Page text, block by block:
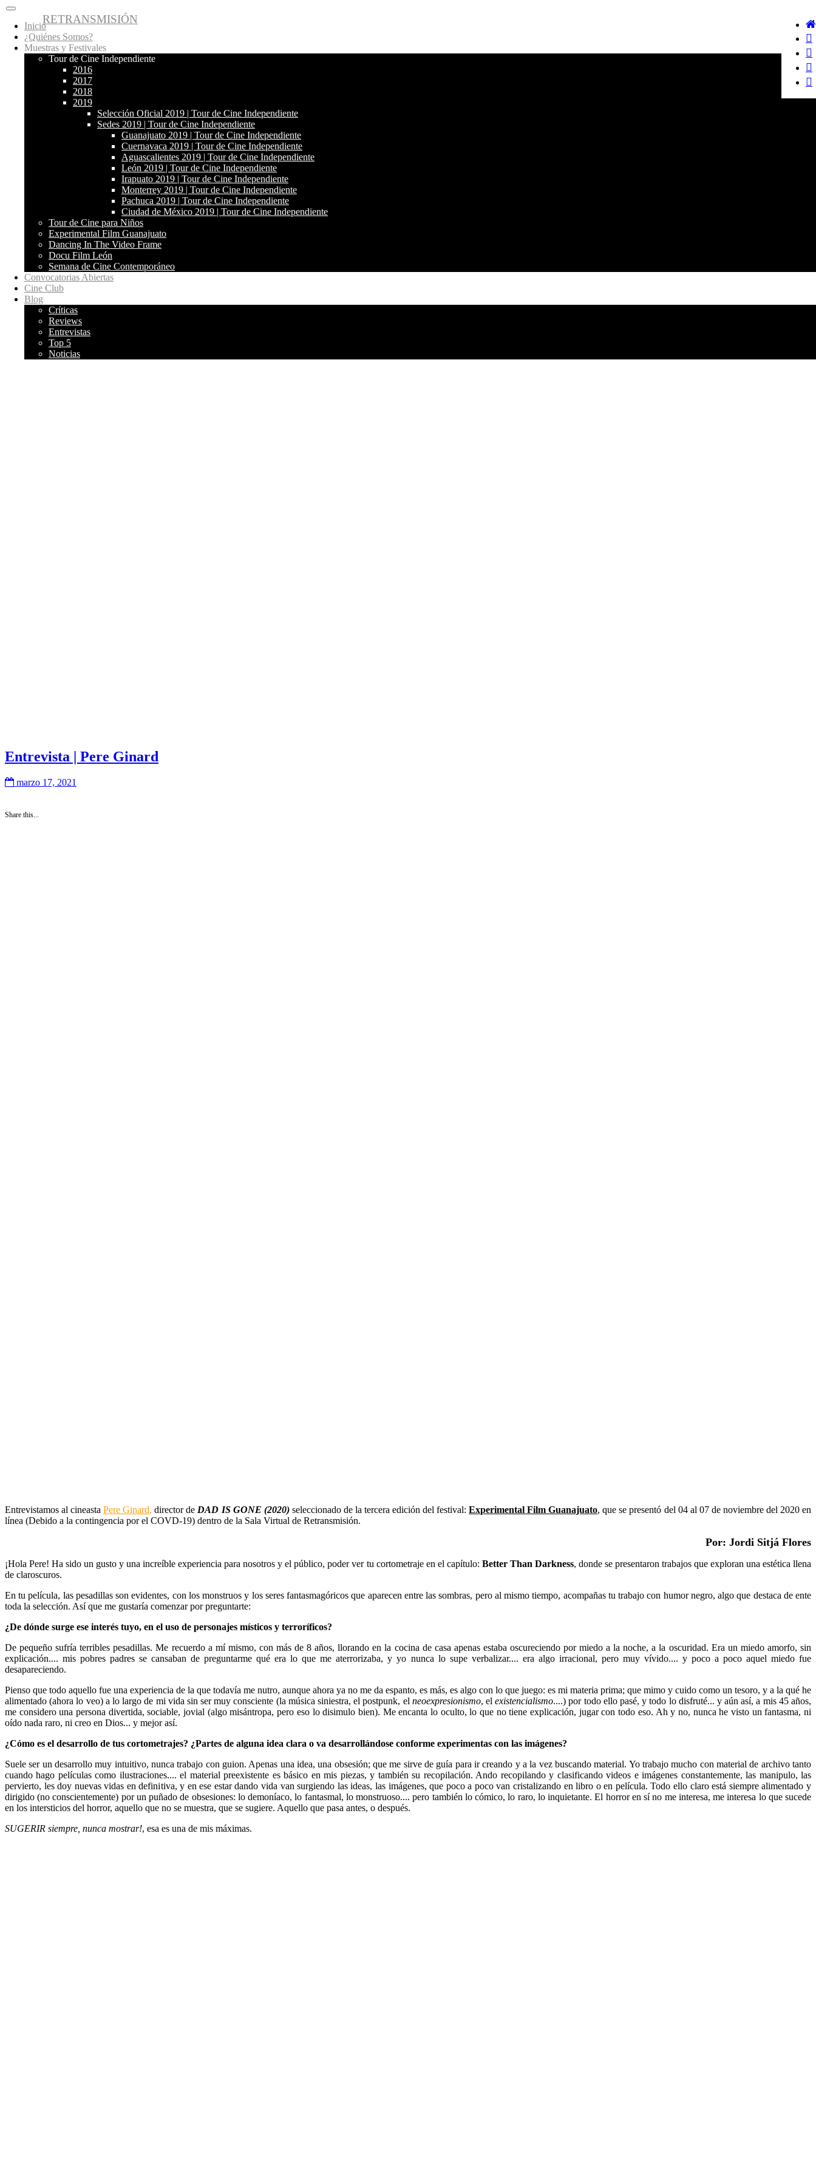
Skip to content
logo
RETRANSMISIÓN
Inicio
¿Quiénes Somos?
Muestras y Festivales
Convocatorias Abiertas
Cine Club
Inicio
¿Quiénes Somos?
Muestras y Festivales
Tour de Cine Independiente
2016
2017
2018
2019
Selección Oficial 2019 | Tour de Cine Independiente
Sedes 2019 | Tour de Cine Independiente
Guanajuato 2019 | Tour de Cine Independiente
Cuernavaca 2019 | Tour de Cine Independiente
Aguascalientes 2019 | Tour de Cine Independiente
León 2019 | Tour de Cine Independiente
Irapuato 2019 | Tour de Cine Independiente
Monterrey 2019 | Tour de Cine Independiente
Pachuca 2019 | Tour de Cine Independiente
Ciudad de México 2019 | Tour de Cine Independiente
Tour de Cine para Niños
Experimental Film Guanajuato
Dancing In The Video Frame
Docu Film León
Semana de Cine Contemporáneo
Convocatorias Abiertas
Cine Club
Blog
Críticas
Reviews
Entrevistas
Top 5
Noticias
Entrevista | Pere Ginard
marzo 17, 2021
Share this...
Entrevistamos al cineastaPere Ginard, director de DAD IS GONE (2020)seleccionado de la tercera edición del festival:Experimental Film Guanajuato, que se presentó del 04 al 07 de noviembre del 2020 en
línea (Debido a la contingencia por el COVD-19) dentro de la Sala Virtual de Retransmisión.
Por: Jordi Sitjá Flores
¡Hola Pere! Ha sido un gusto y una increíble experiencia para nosotros y el público, poder ver tu cortometraje en el capítulo: Better Than Darkness, donde se presentaron trabajos que exploran una estética llena
de claroscuros.
En tu película, las pesadillas son evidentes, con los monstruos y los seres fantasmagóricos que aparecen entre las sombras, pero al mismo tiempo, acompañas tu trabajo con humor negro, algo que destaca de ente
toda la selección. Así que me gustaría comenzar por preguntarte:
¿De dónde surge ese interés tuyo, en el uso de personajes místicos y terroríficos?
De pequeño sufría terribles pesadillas. Me recuerdo a mí mismo, con más de 8 años, llorando en la cocina de casa apenas estaba oscureciendo por miedo a la noche, a la oscuridad. Era un miedo amorfo, sin
explicación.... mis pobres padres se cansaban de preguntarme qué era lo que me aterrorizaba, y yo nunca lo supe verbalizar.... era algo irracional, pero muy vívido.... y poco a poco aquel miedo fue
desapareciendo.
Pienso que todo aquello fue una experiencia de la que todavía me nutro, aunque ahora ya no me da espanto, es más, es algo con lo que juego: es mi materia prima; que mimo y cuido como un tesoro, y a la qué he
alimentado (ahora lo veo) a lo largo de mi vida sin ser muy consciente (la música siniestra, el postpunk, el neoexpresionismo, elexistencialismo....) por todo ello pasé, y todo lo disfruté... y aún así, a mis 45 años,
me considero una persona divertida, sociable, jovial (algo misántropa, pero eso lo disimulo bien). Me encanta lo oculto, lo que no tiene explicación, jugar con todo eso. Ah y no, nunca he visto un fantasma, ni
oído nada raro, ni creo en Dios... y mejor así.
¿Cómo es el desarrollo de tus cortometrajes? ¿Partes de alguna idea clara o va desarrollándose conforme experimentas con las imágenes?
Suele ser un desarrollo muy intuitivo, nunca trabajo con guion. Apenas una idea, una obsesión; que me sirve de guía para ir creando y a la vez buscando material. Yo trabajo mucho con material de archivo tanto
cuando hago películas como ilustraciones.... el material preexistente es básico en mis piezas, y también su recopilación. Ando recopilando y clasificando videos e imágenes constantemente, las manipulo, las
pervierto, les doy nuevas vidas en definitiva, y en ese estar dando vida van surgiendo las ideas, las imágenes, que poco a poco van cristalizando en libro o en película. Todo ello claro está siempre alimentado y
dirigido (no conscientemente) por un puñado de obsesiones: lo demoníaco, lo fantasmal, lo monstruoso.... pero también lo cómico, lo raro, lo inquietante. El horror en sí no me interesa, me interesa lo que sucede
en los intersticios del horror, aquello que no se muestra, que se sugiere. Aquello que pasa antes, o después.
SUGERIR siempre, nunca mostrar!, esa es una de mis máximas.